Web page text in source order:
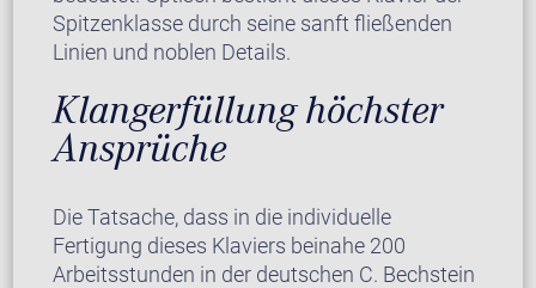
Spitzenklasse durch seine sanft fließenden
Linien und noblen Details.
Klangerfüllung höchster
Ansprüche
Die Tatsache, dass in die individuelle
Fertigung dieses Klaviers beinahe 200
Arbeitsstunden in der deutschen C. Bechstein